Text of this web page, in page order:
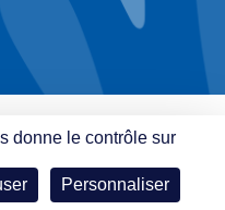
donne le contrôle sur
Personnaliser